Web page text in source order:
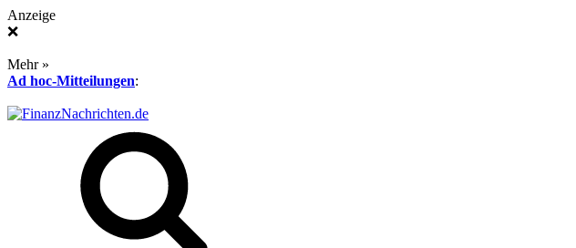
Anzeige
❌
Mehr »
Ad hoc-Mitteilungen: